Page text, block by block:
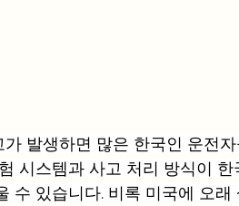
발생하면 많은 한국인 운전
시스템과 사고 처리 방식이
수 있습니다. 비록 미국에 오